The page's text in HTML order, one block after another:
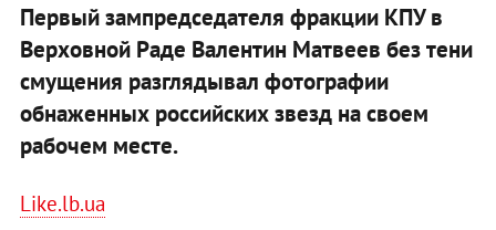
Первый зампредседателя фракции КПУ в
Верховной Раде Валентин Матвеев без тени
смущения разглядывал фотографии
обнаженных российских звезд на своем
рабочем месте.
Like.lb.ua